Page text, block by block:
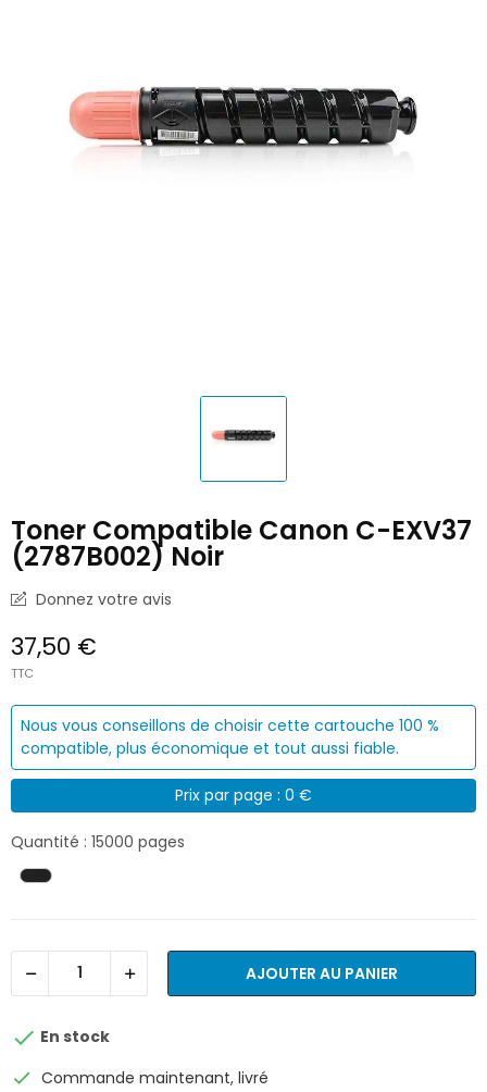
Toner Compatible Canon C-EXV37
(2787B002) Noir
Donnez votre avis
37,50 €
TTC
Nous vous conseillons de choisir cette cartouche 100 %
compatible, plus économique et tout aussi fiable.
Prix par page : 0 €
Quantité : 15000 pages
AJOUTER AU PANIER
 En stock
check Commande maintenant, livré